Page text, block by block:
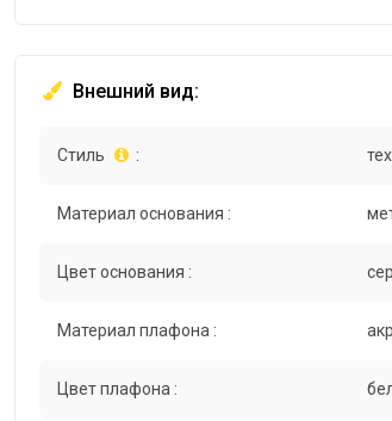
Внешний вид:
Стиль :
Материал основания :
Цвет основания :
Материал плафона :
Цвет плафона :